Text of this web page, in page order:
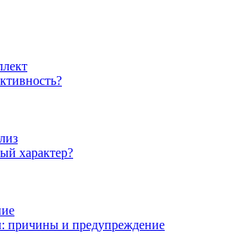
характер?
причины и предупреждение